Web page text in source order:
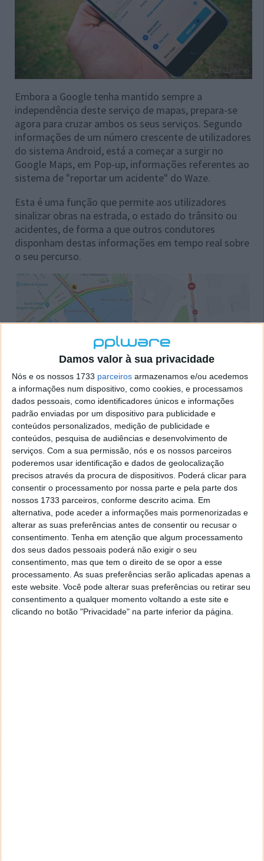
Damos valor à sua privacidade
Nós e os nossos 1733 parceiros armazenamos e/ou acedemos
a informações num dispositivo, como cookies, e processamos
dados pessoais, como identificadores únicos e informações
padrão enviadas por um dispositivo para publicidade e
conteúdos personalizados, medição de publicidade e
conteúdos, pesquisa de audiências e desenvolvimento de
serviços. Com a sua permissão, nós e os nossos parceiros
poderemos usar identificação e dados de geolocalização
precisos através da procura de dispositivos. Poderá clicar para
consentir o processamento por nossa parte e pela parte dos
nossos 1733 parceiros, conforme descrito acima. Em
alternativa, pode aceder a informações mais pormenorizadas e
alterar as suas preferências antes de consentir ou recusar o
consentimento. Tenha em atenção que algum processamento
dos seus dados pessoais poderá não exigir o seu
consentimento, mas que tem o direito de se opor a esse
processamento. As suas preferências serão aplicadas apenas a
este website. Você pode alterar suas preferências ou retirar seu
consentimento a qualquer momento voltando a este site e
clicando no botão "Privacidade" na parte inferior da página.
Embora a Google tenha mantido sempre a
independência deste serviço de mapas, prepara-se
agora para cruzar ambos os seus serviços. Segundo
informações de um número crescente de utilizadores
do sistema Android, está a começar a surgir no
Google Maps, em Pop-up, informações referentes ao
sistema de "reportar um acidente" do Waze.
Esta é uma função que permite aos utilizadores
sinalizar obras na estrada, o estado do trânsito ou
acidentes, de forma a que outros condutores
disponham destas informações em tempo real sobre
o seu percurso.
Por agora esta integração ainda surge de forma
simplificada, pedindo apenas aos utilizadores do
Google Maps para confirmar os incidentes
reportados pelos outros condutores, no entanto
deixa a porta aberta para outros tipos de funções ou
integrações futuras.
A Google procura assim utilizar o Google Maps para
complementar a informação recolhida com o Waze,
dispondo assim de um maior número de utilizadores
para complementar a sua base de dados.